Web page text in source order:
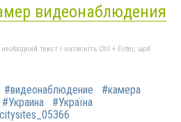
видеонаблюдения
текст і натисніть Ctrl + Enter, щоб
#видеонаблюдение
#камера
#Украина
#Україна